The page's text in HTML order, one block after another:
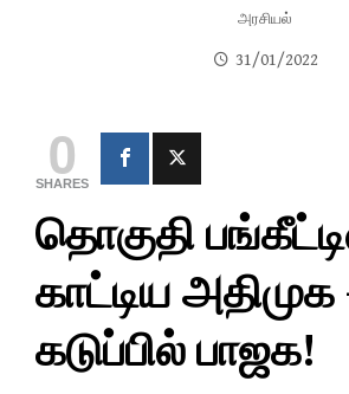
அரசியல்
31/01/2022
0
SHARES
தொகுதி
காட்டிய
கடுப்பில் பாஜக!